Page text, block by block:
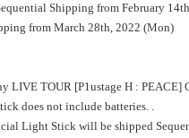
Shipping from February
from March 28th, 2022 (Mon)
LIVE TOUR [P1ustage H : PEACE]
does not include batteries. .
Light Stick will be shipped